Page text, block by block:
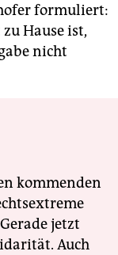
formuliert:
Hause ist,
nicht
kommenden
jetzt
Auch